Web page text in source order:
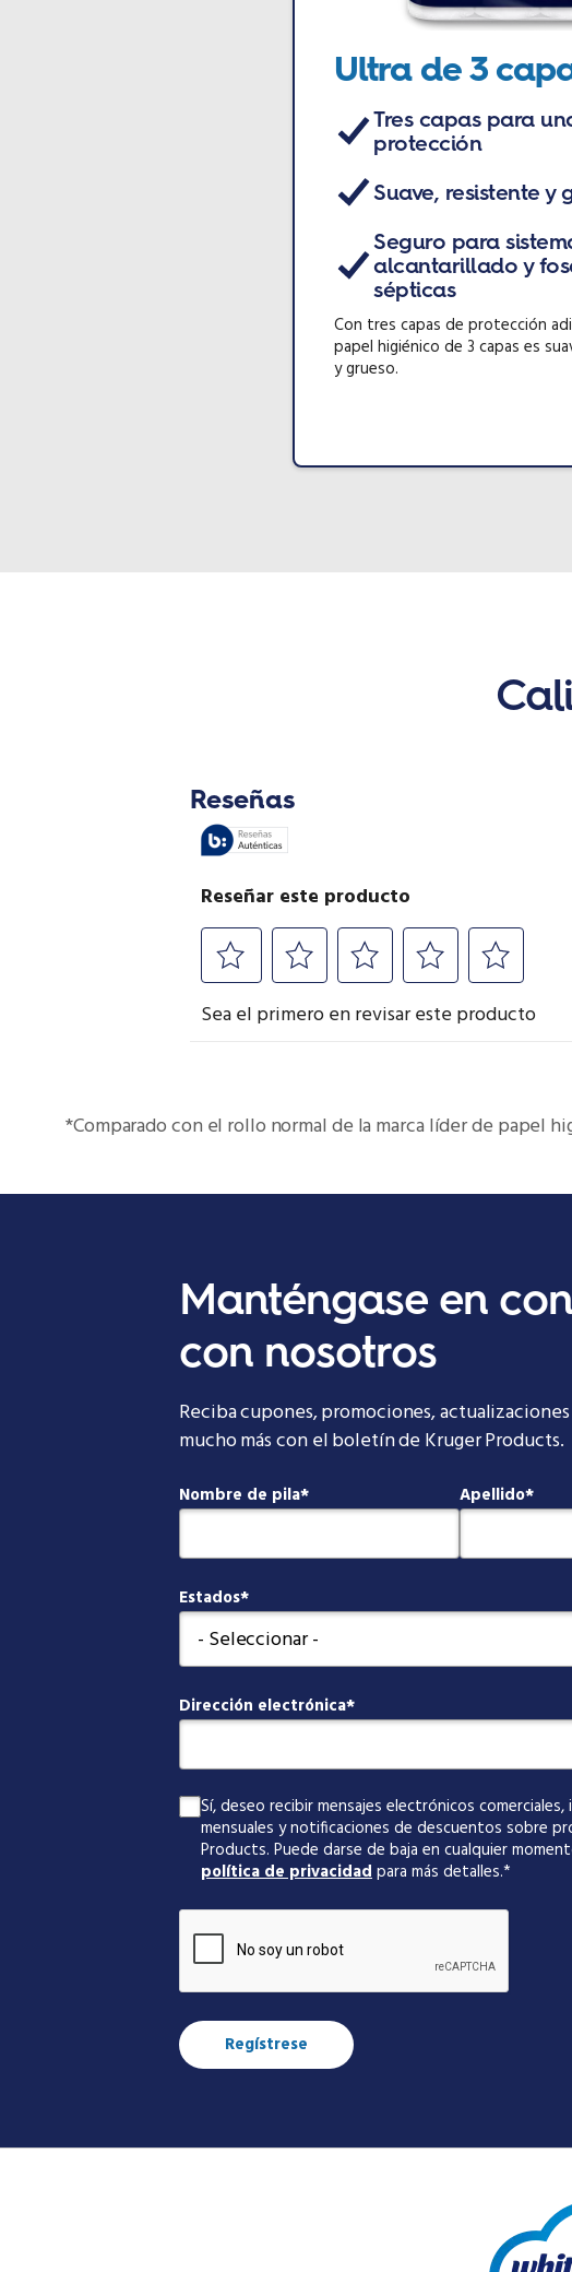
Ultra de 3
Tres capas para
protección
Suave, resistente y
Seguro para
alcantarillado y
sépticas
Con tres capas de protección
papel higiénico de 3 capas es
y grueso.
*Comparado con el rollo normal de la marca líder de papel
Manténgase en
con nosotros
Reciba cupones, promociones,
mucho más con el boletín de Kruger Products.
Nombre de pila Apellido
Estados
Dirección electrónica
Sí, deseo recibir mensajes electrónicos
mensuales y notificaciones de descuentos sobre
Products. Puede darse de baja en cualquier
política de privacidadpara más detalles.